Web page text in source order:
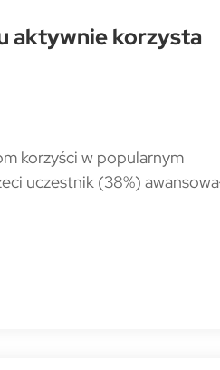
aktywnie korzysta
korzyści w popularnym
uczestnik (38%)